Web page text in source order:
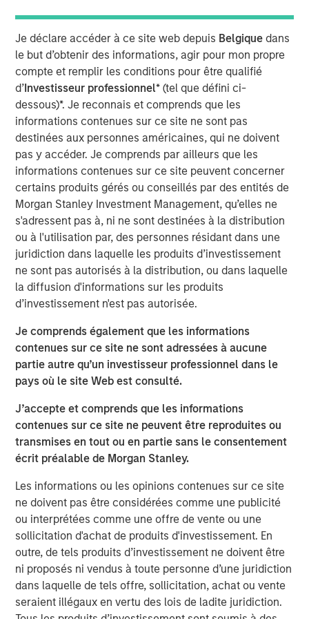
Je déclare accéder à ce site web depuis Belgique dans
le but d’obtenir des informations, agir pour mon propre
compte et remplir les conditions pour être qualifié
d’Investisseur professionnel* (tel que défini ci-
dessous)*. Je reconnais et comprends que les
informations contenues sur ce site ne sont pas
destinées aux personnes américaines, qui ne doivent
pas y accéder. Je comprends par ailleurs que les
informations contenues sur ce site peuvent concerner
certains produits gérés ou conseillés par des entités de
Morgan Stanley Investment Management, qu’elles ne
s'adressent pas à, ni ne sont destinées à la distribution
ou à l'utilisation par, des personnes résidant dans une
juridiction dans laquelle les produits d’investissement
ne sont pas autorisés à la distribution, ou dans laquelle
la diffusion d'informations sur les produits
d’investissement n'est pas autorisée.
Je comprends également que les informations
contenues sur ce site ne sont adressées à aucune
partie autre qu’un investisseur professionnel dans le
pays où le site Web est consulté.
J’accepte et comprends que les informations
contenues sur ce site ne peuvent être reproduites ou
transmises en tout ou en partie sans le consentement
écrit préalable de Morgan Stanley.
Les informations ou les opinions contenues sur ce site
ne doivent pas être considérées comme une publicité
ou interprétées comme une offre de vente ou une
sollicitation d'achat de produits d'investissement. En
outre, de tels produits d’investissement ne doivent être
ni proposés ni vendus à toute personne d’une juridiction
dans laquelle de tels offre, sollicitation, achat ou vente
seraient illégaux en vertu des lois de ladite juridiction.
Investment Management. WCP, its existing limited
partners, and Ivy management reinvested significant
proceeds into the continuation fund as part of the
transaction.
Ivy has grown its clinic base and revenue more than
tenfold since WCP’s initial investment in 2016. The
Company has pursued growth organically by opening
new locations and expanding service lines and
inorganically through add-on acquisitions to build density
in existing markets and to expand into new geographies.
Ivy is led by CEO Michael Rucker, and he and the
experienced executive leadership team recruited by WCP
will remain with the company over its new investment
horizon in an effort to pursue additional growth and
industry leadership. Michael Rucker, CEO of Ivy, stated,
“Since initially partnering with WCP, Ivy advanced from
services provider in the United States. WCP has been a
supportive partner, making significant contributions to Ivy
through strategic planning and proactive resourcing. I
couldn’t be more pleased to continue my relationship with
WCP over the years ahead as we work to be an industry
leader in growth, quality of patient care, and teammate
satisfaction.”
Reeve B. Waud, Managing Partner and Founder of WCP,
commented, “We are thrilled by the tremendous support
from our new and existing limited partners for this
continuation fund, which provides Ivy additional capital
and time to support meaningful value creation as Ivy
continues to execute on its demonstrated, multi-pronged
growth strategy.”
David O. Neighbours, Partner of WCP and deal lead for
the Ivy investment, commented, “We look forward to